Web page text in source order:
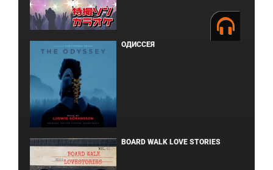
ОДИССЕЯ
BOARD WALK LOVE STORIES